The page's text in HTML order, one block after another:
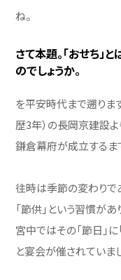
ね。
さて本題。「おせち」
のでしょうか。
を平安時代まで遡りま
歴3年）の長岡京建設よ
鎌倉幕府が成立するま
往時は季節の変わりで
「節供」という習慣があ
宮中ではその「節日」に
と宴会が催されていま